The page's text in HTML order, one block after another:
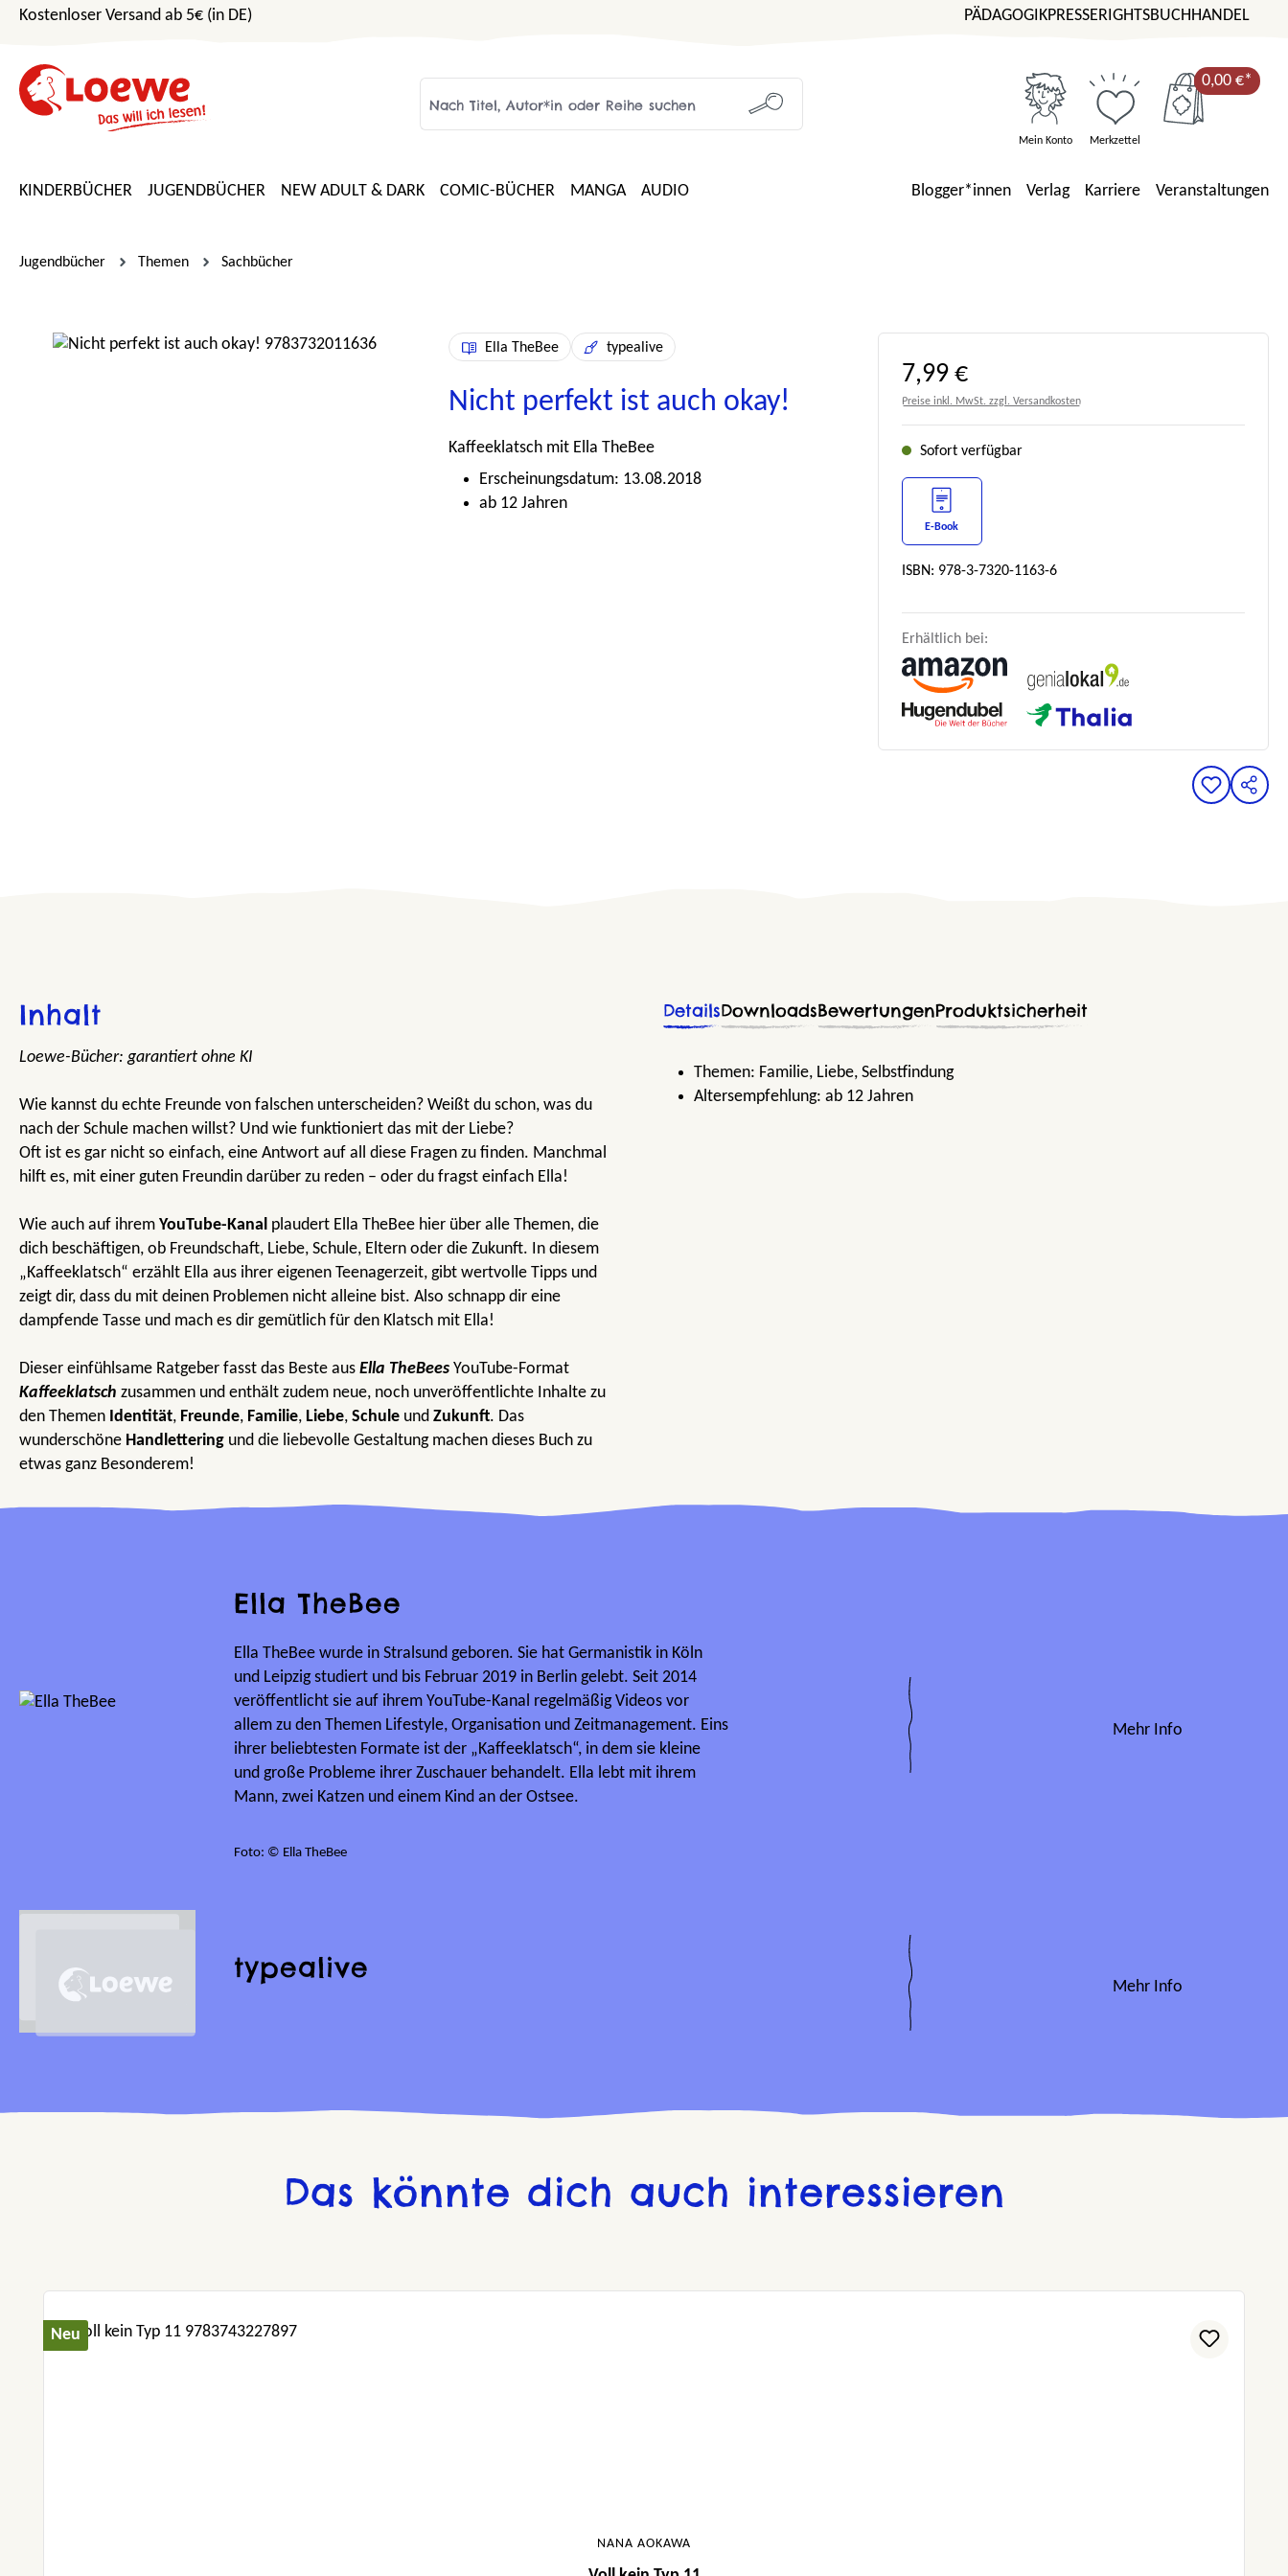
Hauptinhalt springen
Zur Suche springen
Zur Hauptnavigation springen
Kostenloser Versand ab 5€ (in DE) PÄDAGOGIKPRESSERIGHTSBUCHHANDEL
Mein Konto Merkzettel
0,00 €*
KINDERBÜCHER JUGENDBÜCHER NEW ADULT & DARK COMIC-BÜCHER MANGA AUDIO Blogger*innen Verlag Karriere Veranstaltungen
Jugendbücher Themen Sachbücher
Bildergalerie überspringen Ella TheBee typealive
Nicht perfekt ist auch okay!
Kaffeeklatsch mit Ella TheBee
Erscheinungsdatum: 13.08.2018
ab 12 Jahren
Regulärer Preis:
7,99 €
Preise inkl. MwSt. zzgl. Versandkosten
Sofort verfügbar
E-Book
ISBN: 978-3-7320-1163-6
Erhältlich bei:
Inhalt
Loewe-Bücher: garantiert ohne KI
Wie kannst du echte Freunde von falschen unterscheiden? Weißt du schon, was du
nach der Schule machen willst? Und wie funktioniert das mit der Liebe?
Oft ist es gar nicht so einfach, eine Antwort auf all diese Fragen zu finden. Manchmal
hilft es, mit einer guten Freundin darüber zu reden – oder du fragst einfach Ella!
Wie auch auf ihrem YouTube-Kanal plaudert Ella TheBee hier über alle Themen, die
dich beschäftigen, ob Freundschaft, Liebe, Schule, Eltern oder die Zukunft. In diesem
„Kaffeeklatsch“ erzählt Ella aus ihrer eigenen Teenagerzeit, gibt wertvolle Tipps und
zeigt dir, dass du mit deinen Problemen nicht alleine bist. Also schnapp dir eine
dampfende Tasse und mach es dir gemütlich für den Klatsch mit Ella!
Dieser einfühlsame Ratgeber fasst das Beste aus Ella TheBees YouTube-Format
Kaffeeklatsch zusammen und enthält zudem neue, noch unveröffentlichte Inhalte zu
den Themen Identität, Freunde, Familie, Liebe, Schule und Zukunft. Das
wunderschöne Handlettering und die liebevolle Gestaltung machen dieses Buch zu
etwas ganz Besonderem!
DetailsDownloadsBewertungenProduktsicherheit
Themen: Familie, Liebe, Selbstfindung
Altersempfehlung: ab 12 Jahren
Ella TheBee
Ella TheBee wurde in Stralsund geboren. Sie hat Germanistik in Köln
und Leipzig studiert und bis Februar 2019 in Berlin gelebt. Seit 2014
veröffentlicht sie auf ihrem YouTube-Kanal regelmäßig Videos vor
allem zu den Themen Lifestyle, Organisation und Zeitmanagement. Eins
ihrer beliebtesten Formate ist der „Kaffeeklatsch“, in dem sie kleine
und große Probleme ihrer Zuschauer behandelt. Ella lebt mit ihrem
Mann, zwei Katzen und einem Kind an der Ostsee.
Foto: © Ella TheBee
Mehr Info
typealive
Mehr Info
Das könnte dich auch interessieren
Neu
NANA AOKAWA